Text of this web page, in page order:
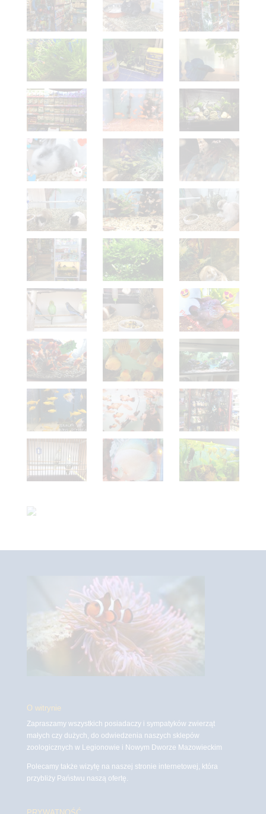
O witrynie
Zapraszamy wszystkich posiadaczy i sympatyków zwierząt
małych czy dużych, do odwiedzenia naszych sklepów
zoologicznych w Legionowie i Nowym Dworze Mazowieckim
Polecamy także wizytę na naszej stronie internetowej, która
przybliży Państwu naszą ofertę.